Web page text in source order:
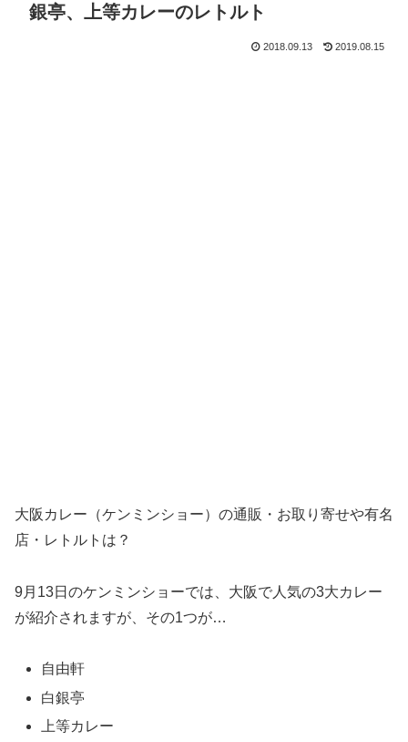
銀亭、上等カレーのレトルト
2018.09.13 2019.08.15
大阪カレー（ケンミンショー）の通販・お取り寄せや有名
店・レトルトは？
9月13日のケンミンショーでは、大阪で人気の3大カレー
が紹介されますが、その1つが…
自由軒
白銀亭
上等カレー